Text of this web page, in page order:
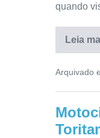
quando
Leia
Arquivado